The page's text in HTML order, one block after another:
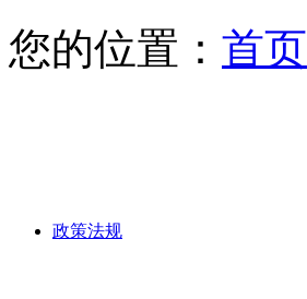
您的位置： 首页
政策法规